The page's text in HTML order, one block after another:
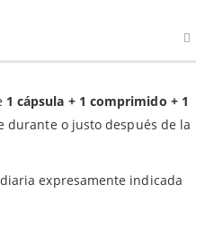
1 cápsula + 1 comprimido + 1
durante o justo después de la
expresamente indicada